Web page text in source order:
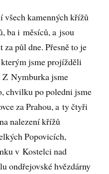
všech kamenných křížů
ba i měsíců, a jsou
za půl dne. Přesně to je
jsme projížděli
Z Nymburka jsme
chvilku po poledni jsme
za Prahou, a ty čtyři
nalezení křížů
Popovicích,
v Kostelci nad
ondřejovské hvězdárny